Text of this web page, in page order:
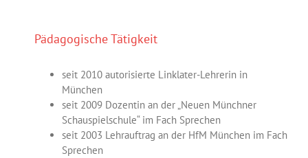
Pädagogische Tätigkeit
seit 2010 autorisierte Linklater-Lehrerin in
München
seit 2009 Dozentin an der „Neuen Münchner
Schauspielschule“ im Fach Sprechen
seit 2003 Lehrauftrag an der HfM München im Fach
Sprechen